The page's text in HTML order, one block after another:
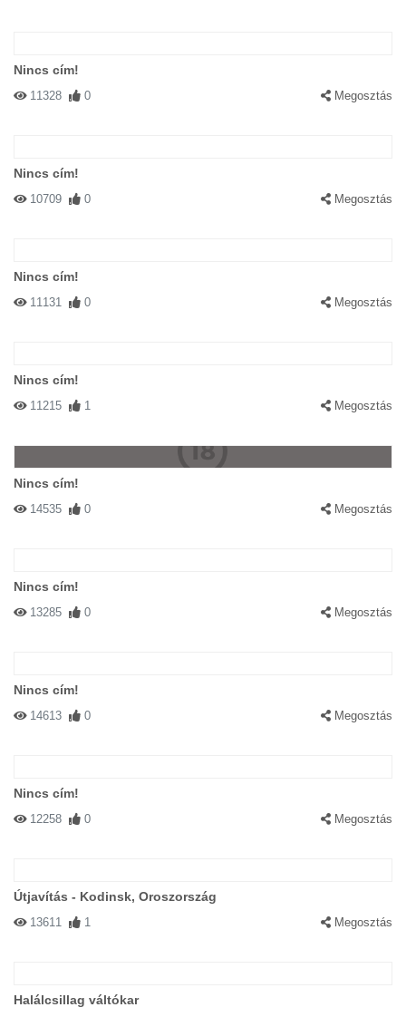
Nincs cím!
11328 0 Megosztás
Nincs cím!
10709 0 Megosztás
Nincs cím!
11131 0 Megosztás
Nincs cím!
11215 1 Megosztás
Nincs cím!
14535 0 Megosztás
Nincs cím!
13285 0 Megosztás
Nincs cím!
14613 0 Megosztás
Nincs cím!
12258 0 Megosztás
Útjavítás - Kodinsk, Oroszország
13611 1 Megosztás
Halálcsillag váltókar